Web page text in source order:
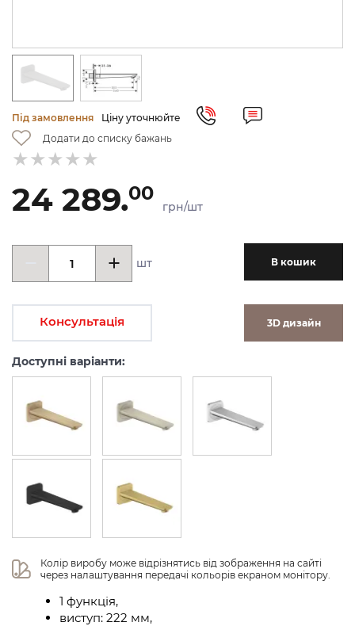
Під замовлення
Ціну уточнюйте
Додати до списку бажань
24 289.00
грн/шт
шт В кошик
Консультація 3D дизайн
Доступні варіанти:
Колір виробу може відрізнятись від зображення на сайті
через налаштування передачі кольорів екраном монітору.
1 функція,
виступ: 222 мм,